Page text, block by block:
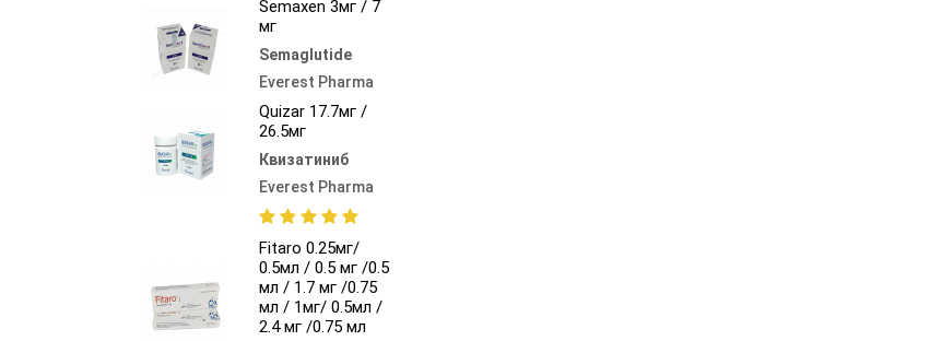
Semaxen 3мг / 7
мг
Semaglutide
Everest Pharma
Quizar 17.7мг /
26.5мг
Квизатиниб
Everest Pharma
Fitaro 0.25мг/
0.5мл / 0.5 мг /0.5
мл / 1.7 мг /0.75
мл / 1мг/ 0.5мл /
2.4 мг /0.75 мл